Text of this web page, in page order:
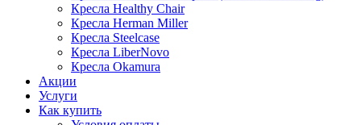
Кресла Healthy Chair
Кресла Herman Miller
Кресла Steelcase
Кресла LiberNovo
Кресла Okamura
Акции
Услуги
Как купить